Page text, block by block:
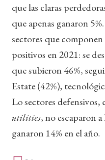
que las claras
que apenas ganaron
sectores que
positivos en 2021: se
que subieron 46%,
Estate (42%),
Lo sectores defensivos,
utilities, no escaparon
ganaron 14% en el año.